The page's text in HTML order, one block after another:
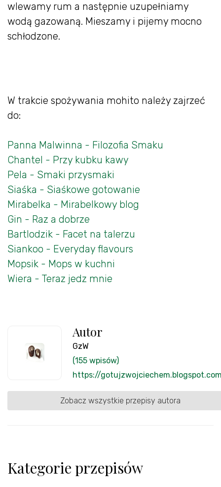
wlewamy rum a następnie uzupełniamy
wodą gazowaną. Mieszamy i pijemy mocno
schłodzone.
W trakcie spożywania mohito należy zajrzeć
do:
Panna Malwinna - Filozofia Smaku
Chantel - Przy kubku kawy
Pela - Smaki przysmaki
Siaśka - Siaśkowe gotowanie
Mirabelka - Mirabelkowy blog
Gin - Raz a dobrze
Bartlodzik - Facet na talerzu
Siankoo - Everyday flavours
Mopsik - Mops w kuchni
Wiera - Teraz jedz mnie
Autor
GzW
(155 wpisów)
https://
Zobacz wszystkie przepisy autora
Kategorie przepisów